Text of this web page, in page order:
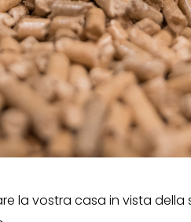
la vostra casa in vista della